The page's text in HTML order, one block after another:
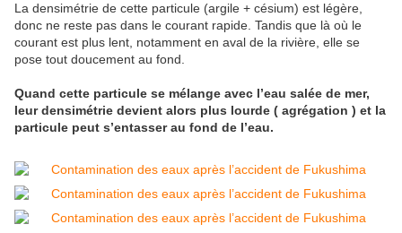
La densimétrie de cette particule (argile + césium) est légère,
donc ne reste pas dans le courant rapide. Tandis que là où le
courant est plus lent, notamment en aval de la rivière, elle se
pose tout doucement au fond.
Quand cette particule se mélange avec l’eau salée de mer,
leurdensimétrie devient alors plus lourde ( agrégation ) et la
particule peut s’entasser au fond de l’eau.